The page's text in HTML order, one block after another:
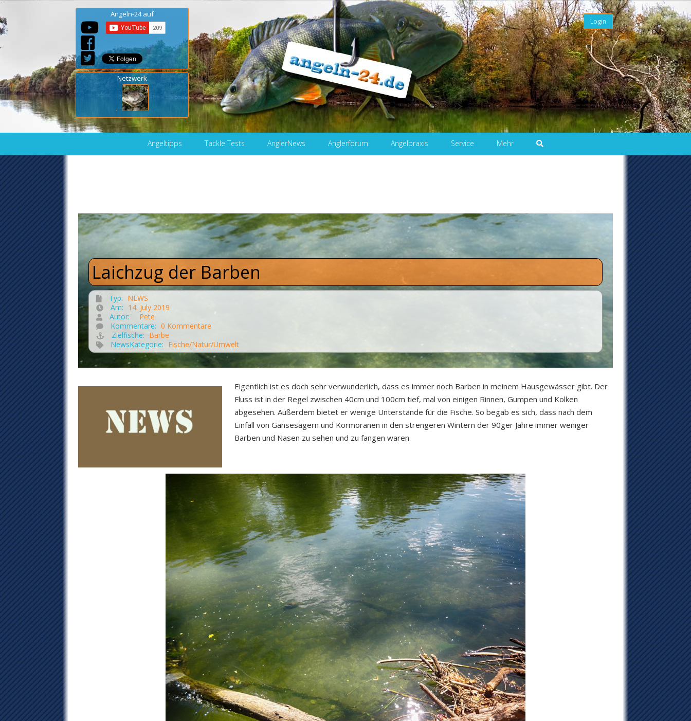
Login
Angeln-24 auf
Netzwerk
Angeltipps Tackle Tests AnglerNews Anglerforum Angelpraxis Service Mehr
Laichzug der Barben
Typ: NEWS
Am: 14. July 2019
Autor:
Pete
Kommentare: 0 Kommentare
Zielfische: Barbe
NewsKategorie: Fische/Natur/Umwelt
Eigentlich ist es doch sehr verwunderlich, dass es immer noch Barben in meinem Hausgewässer gibt. Der
Fluss ist in der Regel zwischen 40cm und 100cm tief, mal von einigen Rinnen, Gumpen und Kolken
abgesehen. Außerdem bietet er wenige Unterstände für die Fische. So begab es sich, dass nach dem
Einfall von Gänsesägern und Kormoranen in den strengeren Wintern der 90ger Jahre immer weniger
Barben und Nasen zu sehen und zu fangen waren.